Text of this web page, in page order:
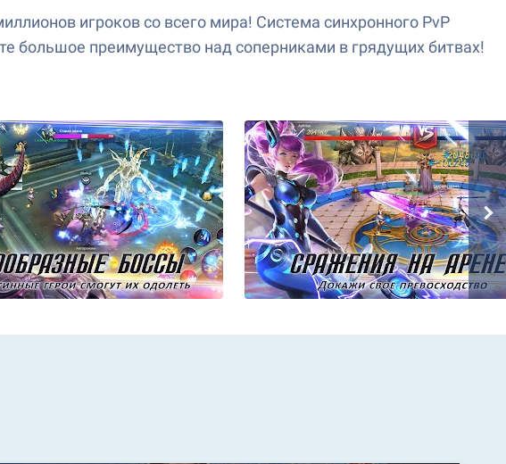
игроков со всего мира! Система синхронного PvP
большое преимущество над соперниками в грядущих битвах!